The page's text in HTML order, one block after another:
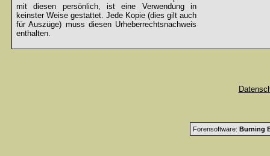
mit diesen persönlich, ist eine Verwendung in
keinster Weise gestattet. Jede Kopie (dies gilt auch
für Auszüge) muss diesen Urheberrechtsnachweis
enthalten.
Forensoftware: Burning